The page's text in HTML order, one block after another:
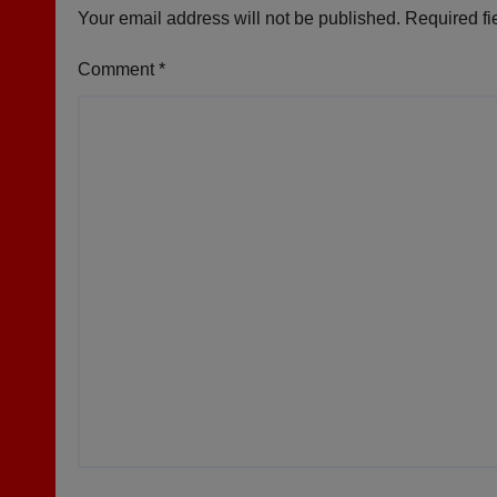
Your email address will not be published. Required
Comment *